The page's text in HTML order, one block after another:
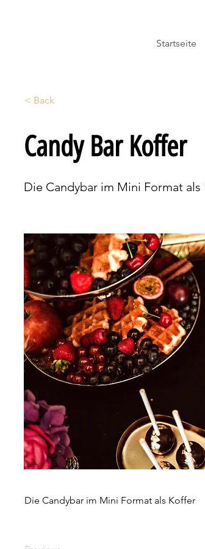
Startseite
< Back
Candy Bar Koffer
Die Candybar im Mini Format als
Die Candybar im Mini Format als Koffer